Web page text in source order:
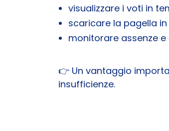
visualizzare i voti in
scaricare la pagella in
monitorare assenze
👉 Un vantaggio
insufficienze.